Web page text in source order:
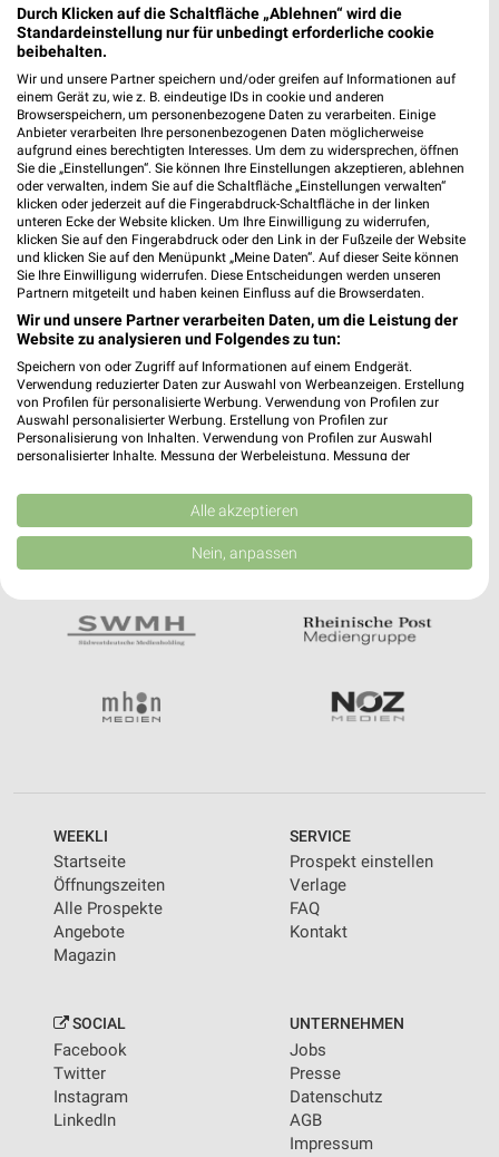
Noch mehr Angebote in
der weekli App!
Jetzt kostenlos laden
Prospekte App für Android
Prospekte App für iOS
Kostenlos im App Store erhältlich
WEEKLI
Startseite
Öffnungszeiten
Alle Prospekte
Angebote
Magazin
SERVICE
Prospekt einstellen
Verlage
FAQ
Kontakt
SOCIAL
Facebook
Twitter
Instagram
LinkedIn
UNTERNEHMEN
Jobs
Presse
Datenschutz
AGB
Impressum
Durch Klicken auf die Schaltfläche „Ablehnen“ wird die
Standardeinstellung nur für unbedingt erforderliche cookie
beibehalten.
Wir und unsere Partner speichern und/oder greifen auf Informationen auf
einem Gerät zu, wie z. B. eindeutige IDs in cookie und anderen
Browserspeichern, um personenbezogene Daten zu verarbeiten. Einige
Anbieter verarbeiten Ihre personenbezogenen Daten möglicherweise
aufgrund eines berechtigten Interesses. Um dem zu widersprechen, öffnen
Sie die „Einstellungen“. Sie können Ihre Einstellungen akzeptieren, ablehnen
oder verwalten, indem Sie auf die Schaltfläche „Einstellungen verwalten“
klicken oder jederzeit auf die Fingerabdruck-Schaltfläche in der linken
unteren Ecke der Website klicken. Um Ihre Einwilligung zu widerrufen,
klicken Sie auf den Fingerabdruck oder den Link in der Fußzeile der Website
und klicken Sie auf den Menüpunkt „Meine Daten“. Auf dieser Seite können
Sie Ihre Einwilligung widerrufen. Diese Entscheidungen werden unseren
Partnern mitgeteilt und haben keinen Einfluss auf die Browserdaten.
Wir und unsere Partner verarbeiten Daten, um die Leistung der
Website zu analysieren und Folgendes zu tun:
Speichern von oder Zugriff auf Informationen auf einem Endgerät.
Verwendung reduzierter Daten zur Auswahl von Werbeanzeigen. Erstellung
von Profilen für personalisierte Werbung. Verwendung von Profilen zur
Auswahl personalisierter Werbung. Erstellung von Profilen zur
Personalisierung von Inhalten. Verwendung von Profilen zur Auswahl
personalisierter Inhalte. Messung der Werbeleistung. Messung der
Kombinationen von Daten aus verschiedenen Quellen. Entwicklung und
Verbesserung der Angebote. Verwendung reduzierter Daten zur Auswahl
von Inhalten.
Daten können außerhalb der Europäischen Union weitergegeben und in die
Website/App.
Partnerliste anzeigen (1 IAB-Anbieter)
IAB-Verarbeitungszwecke:
Speichern von oder Zugriff auf Informationen
Erstellung von Profilen für personalisierte
Werbung
Verwendung von Profilen zur Auswahl
personalisierter Werbung
Verwendung von Profilen zur Auswahl
personalisierter Inhalte
Messung der Werbeleistung
Alle akzeptieren
Nein, anpassen